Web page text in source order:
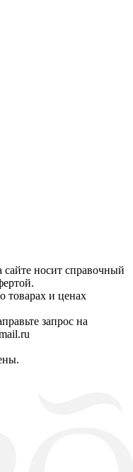
носит справочный
товарах и ценах
запрос на